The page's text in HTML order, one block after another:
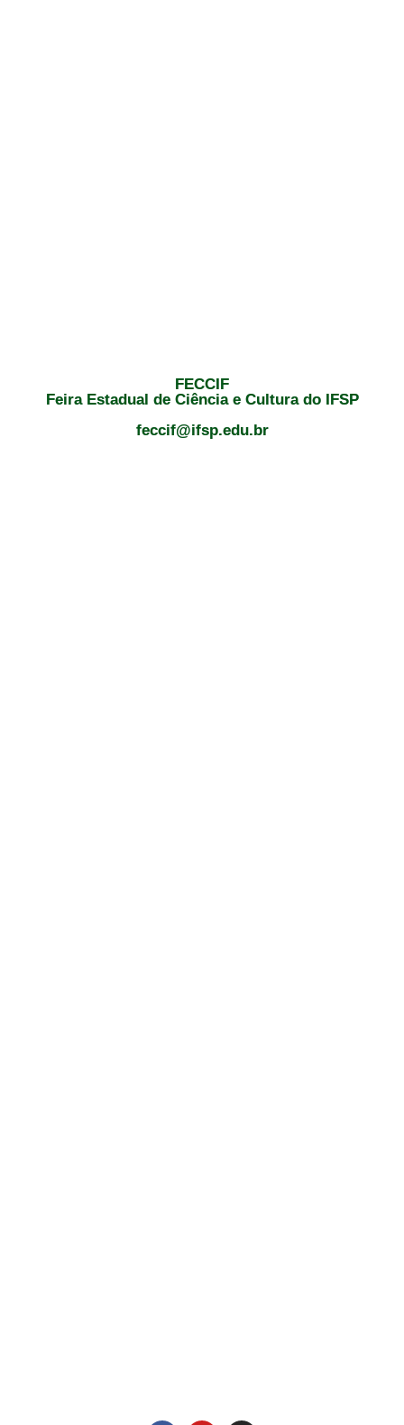
FECCIF
Feira Estadual de Ciência e Cultura do IFSP
feccif@ifsp.edu.br